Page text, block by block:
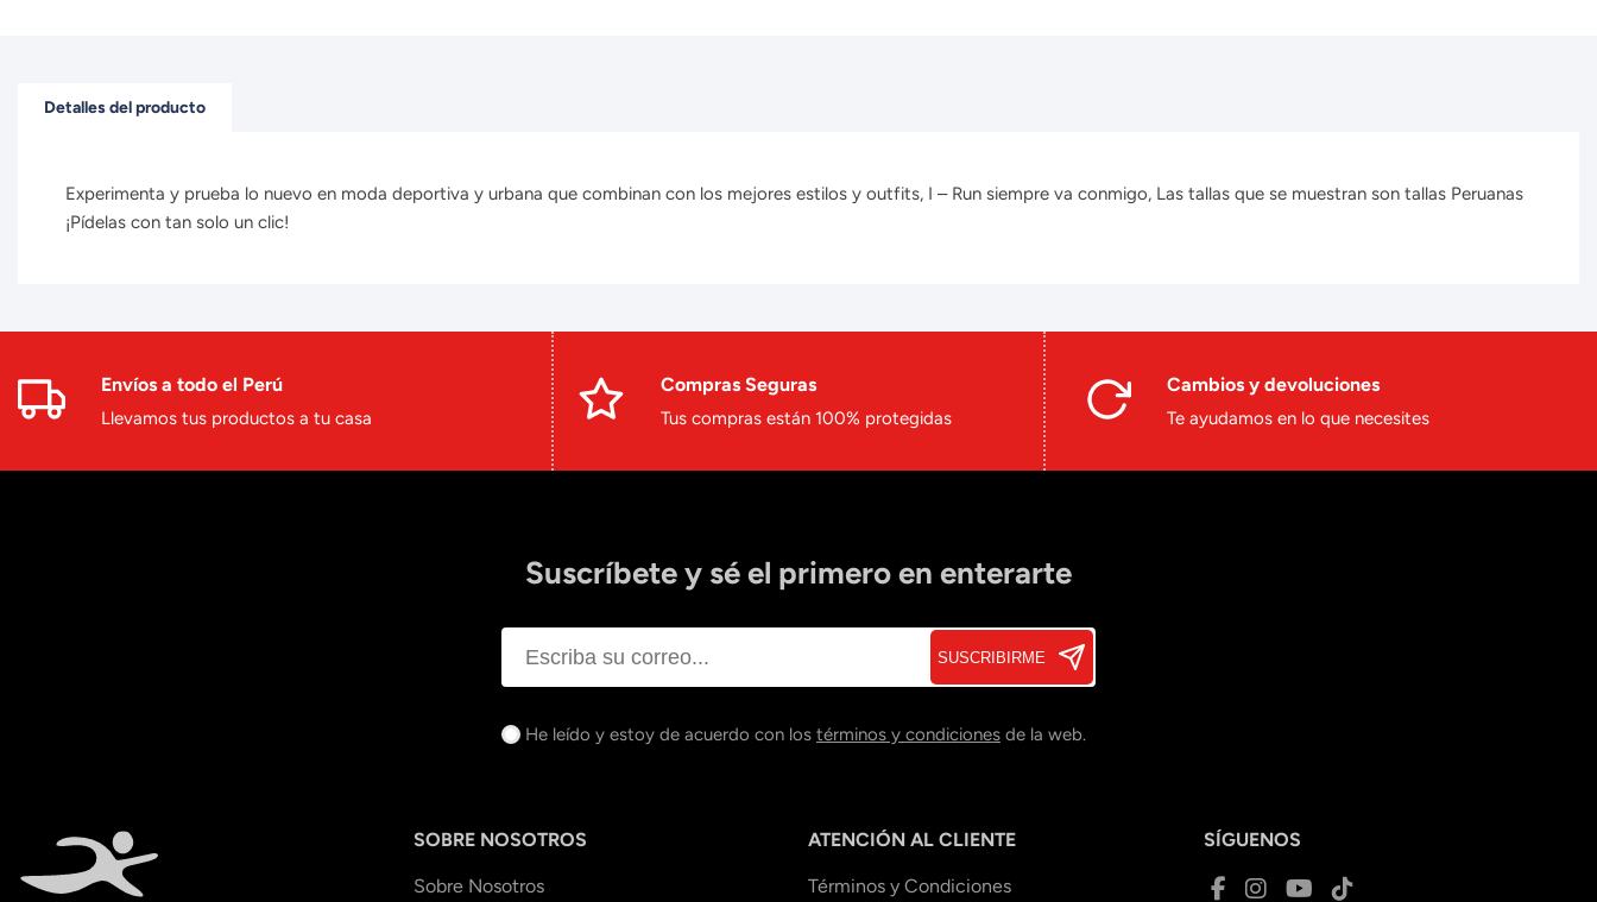
Detalles del producto
Experimenta y prueba lo nuevo en moda deportiva y urbana que combinan con los mejores estilos y outfits, I – Run siempre va conmigo, Las tallas que se muestran son tallas Peruanas
¡Pídelas con tan solo un clic!
Envíos a todo el Perú
Llevamos tus productos a tu casa
Compras Seguras
Tus compras están 100% protegidas
Cambios y devoluciones
Te ayudamos en lo que necesites
Suscríbete y sé el primero en enterarte
SUSCRIBIRME
He leído y estoy de acuerdo con los términos y condiciones de la web.
SOBRE NOSOTROS
Sobre Nosotros
ATENCIÓN AL CLIENTE
Términos y Condiciones
SÍGUENOS